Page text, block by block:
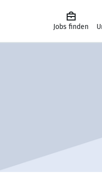
Jobs finden